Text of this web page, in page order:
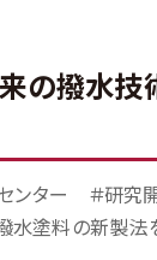
の撥水
センター ＃研
塗料の新製法